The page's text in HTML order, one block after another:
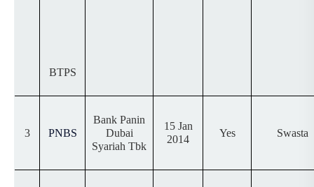
BTPS
3 PNBS
Bank Panin
Dubai
Syariah Tbk
15 Jan
2014
Yes Swasta